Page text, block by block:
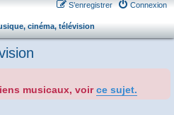
Connexion
S’enregistrer
cinéma, télévision
musicaux, voir ce sujet.